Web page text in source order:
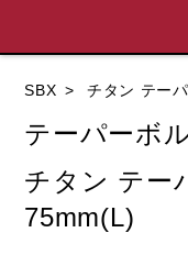
データを
SBX チタン テー
テーパーボ
チタン テー
75mm(L)